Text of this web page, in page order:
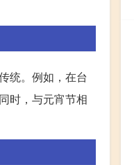
统。例如，在台
时，与元宵节相